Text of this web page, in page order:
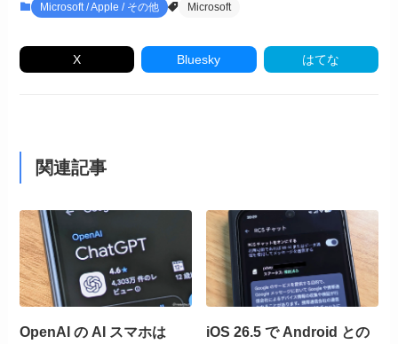
Microsoft / Apple / その他 Microsoft
X Bluesky はてな
関連記事
OpenAI の AI スマホは
iOS 26.5 で Android との